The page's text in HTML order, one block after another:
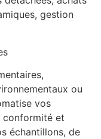
gestion
ou
vos
conformité et
échantillons, de